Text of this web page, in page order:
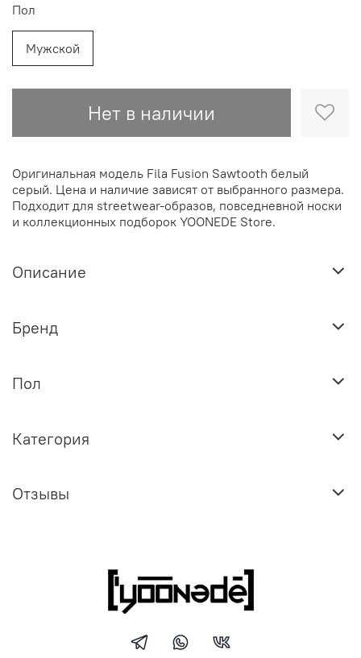
Нет в наличии
Пол
Мужской
Оригинальная модель Fila Fusion Sawtooth белый
серый. Цена и наличие зависят от выбранного размера.
Подходит для streetwear-образов, повседневной носки
и коллекционных подборок YOONEDE Store.
Описание
Бренд
Пол
Категория
Отзывы